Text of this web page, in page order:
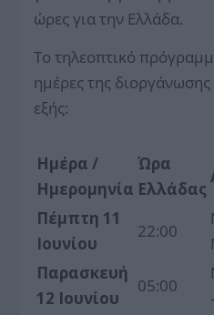
ώρες για την Ελλάδα.
Το τηλεοπτικό
ημέρες της
εξής:
Ημέρα /
Ημερομηνία
Ώρα
Ελλάδας
Πέμπτη 11
Ιουνίου
22:00
Παρασκευή
12 Ιουνίου
05:00